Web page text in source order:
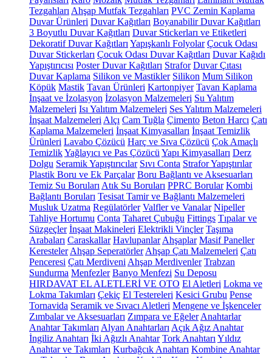
Tezgahları Ahşap Mutfak Tezgahları PVC Zemin Kaplama
Duvar Ürünleri Duvar Kağıtları Boyanabilir Duvar Kağıtları
3 Boyutlu Duvar Kağıtları Duvar Stickerları ve Etiketleri
Dekoratif Duvar Kağıtları Yapışkanlı Folyolar Çocuk Odası
Duvar Stickerları Çocuk Odası Duvar Kağıtları Duvar Kağıdı
Yapıştırıcısı Poster Duvar Kağıtları Strafor Duvar Çıtası
Duvar Kaplama Silikon ve Mastikler Silikon Mum Silikon
Köpük Mastik Tavan Ürünleri Kartonpiyer Tavan Kaplama
İnşaat ve İzolasyon İzolasyon Malzemeleri Su Yalıtım
Malzemeleri Isı Yalıtım Malzemeleri Ses Yalıtım Malzemeleri
İnşaat Malzemeleri Alçı Cam Tuğla Çimento Beton Harcı Çatı
Kaplama Malzemeleri İnşaat Kimyasalları İnşaat Temizlik
Ürünleri Lavabo Çözücü Harç ve Sıva Çözücü Çok Amaçlı
TemizlikYağlayıcı ve Pas Çözücü Yapı Kimyasalları Derz
Dolgu Seramik Yapıştırıcılar Sıvı Conta Strafor Yapıştırılar
Plastik Boru ve Ek Parçalar Boru Bağlantı ve Aksesuarları
Temiz Su Boruları Atık Su Boruları PPRC Borular Kombi
Bağlantı Boruları Tesisat Tamir ve Bağlantı Malzemeleri
Musluk Uzatma Regülatörler Valfler ve Vanalar Nipeller
Tahliye Hortumu Conta Taharet Çubuğu Fittings Tıpalar ve
Süzgeçler İnşaat Makineleri Elektrikli Vinçler Taşıma
Arabaları Caraskallar Havlupanlar Ahşaplar Masif Paneller
Keresteler Ahşap Seperatörler Ahşap Çatı Malzemeleri Çatı
Penceresi Çatı Merdiveni Ahşap Merdivenler Trabzan
Sundurma Menfezler Banyo Menfezi Su Deposu
HIRDAVAT EL ALETLERİ VE OTO El Aletleri Lokma ve
Lokma Takımları Çekiç El Testereleri Kesici Grubu Pense
Tornavida Seramik ve Sıvacı Aletleri Mengene ve İşkenceler
Zımbalar ve Aksesuarları Zımpara ve Eğeler Anahtarlar
Anahtar Takımları Alyan Anahtarları Açık Ağız Anahtar
İngiliz Anahtarı İki Ağızlı Anahtar Tork Anahtarı Yıldız
Anahtar ve Takımları Kurbağcık Anahtarı Kombine Anahtar